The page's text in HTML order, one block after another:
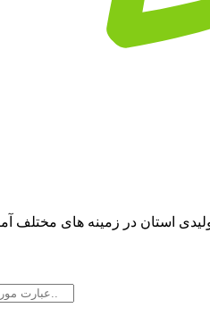
استان در زمینه های مختلف